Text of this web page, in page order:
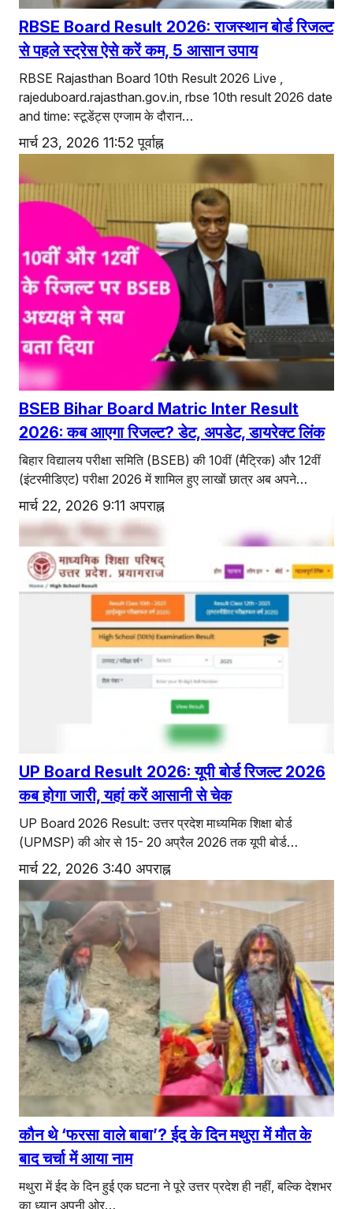
RBSE Board Result 2026: राजस्थान बोर्ड रिजल्ट
से पहले स्ट्रेस ऐसे करें कम, 5 आसान उपाय
RBSE Rajasthan Board 10th Result 2026 Live ,
rajeduboard.rajasthan.gov.in, rbse 10th result 2026 date
and time: स्टूडेंट्स एग्जाम के दौरान…
मार्च 23, 2026 11:52 पूर्वाह्न
BSEB Bihar Board Matric Inter Result
2026: कब आएगा रिजल्ट? डेट, अपडेट, डायरेक्ट लिंक
बिहार विद्यालय परीक्षा समिति (BSEB) की 10वीं (मैट्रिक) और 12वीं
(इंटरमीडिएट) परीक्षा 2026 में शामिल हुए लाखों छात्र अब अपने…
मार्च 22, 2026 9:11 अपराह्न
UP Board Result 2026: यूपी बोर्ड रिजल्ट 2026
कब होगा जारी, यहां करें आसानी से चेक
UP Board 2026 Result: उत्तर प्रदेश माध्यमिक शिक्षा बोर्ड
(UPMSP) की ओर से 15- 20 अप्रैल 2026 तक यूपी बोर्ड…
मार्च 22, 2026 3:40 अपराह्न
कौन थे ‘फरसा वाले बाबा’? ईद के दिन मथुरा में मौत के
बाद चर्चा में आया नाम
मथुरा में ईद के दिन हुई एक घटना ने पूरे उत्तर प्रदेश ही नहीं, बल्कि देशभर
का ध्यान अपनी ओर…